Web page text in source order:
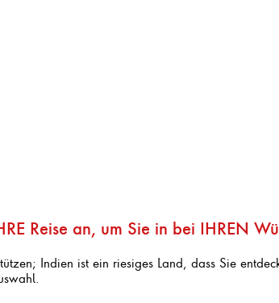
Reise an, um Sie in bei IHREN
Indien ist ein riesiges Land, dass Sie